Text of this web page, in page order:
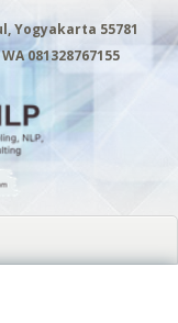
Yogyakarta 55781
WA 081328767155